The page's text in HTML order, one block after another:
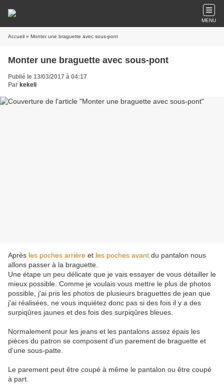
MENU
Accueil » Monter une braguette avec sous-pont
Monter une braguette avec sous-pont
Publié le 13/03/2017 à 04:17
Par kekeli
Après les poches arrière et les poches avant du pantalon nous
allons passer à la braguette.
Une étape un peu délicate que je vais essayer de vous détailler le
mieux possible. Comme je voulais vous mettre le plus de photos
possible, j'ai pris les photos de plusieurs braguettes de jean que
j'ai réalisées, ne vous inquiétez donc pas si des fois il y a des
surpiqûres jaunes et des fois des surpiqûres bleues.
Normalement pour les jeans et les pantalons assez épais les
pièces du patron se composent d'un parement de braguette et
d'une sous-patte.
Le parement peut être coupé à même le pantalon ou être coupé
à part.